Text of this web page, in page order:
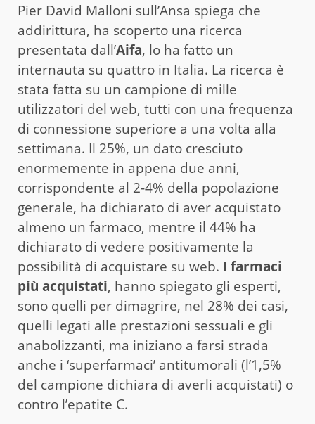
Pier David Malloni sull’Ansa spiega che
addirittura, ha scoperto una ricerca
presentata dall’Aifa, lo ha fatto un
internauta su quattro in Italia. La ricerca è
stata fatta su un campione di mille
utilizzatori del web, tutti con una frequenza
di connessione superiore a una volta alla
settimana. Il 25%, un dato cresciuto
enormemente in appena due anni,
corrispondente al 2-4% della popolazione
generale, ha dichiarato di aver acquistato
almeno un farmaco, mentre il 44% ha
dichiarato di vedere positivamente la
possibilità di acquistare su web. I farmaci
più acquistati, hanno spiegato gli esperti,
sono quelli per dimagrire, nel 28% dei casi,
quelli legati alle prestazioni sessuali e gli
anabolizzanti, ma iniziano a farsi strada
anche i ‘superfarmaci’ antitumorali (l’1,5%
del campione dichiara di averli acquistati) o
contro l’epatite C.